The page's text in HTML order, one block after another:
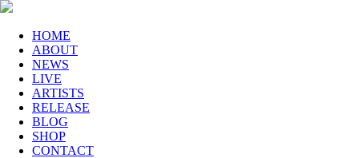
HOME
ABOUT
NEWS
LIVE
ARTISTS
RELEASE
BLOG
SHOP
CONTACT